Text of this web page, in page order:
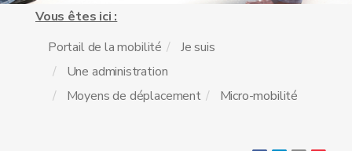
Vous êtes ici :
Portail de la mobilité
Je suis
Une administration
Moyens de déplacement
Micro-mobilité